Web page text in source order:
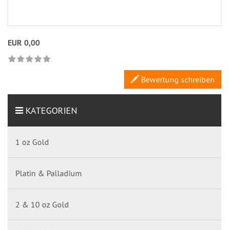
EUR 0,00
Bewertung schreiben
KATEGORIEN
1 oz Gold
Platin & Palladium
2 & 10 oz Gold